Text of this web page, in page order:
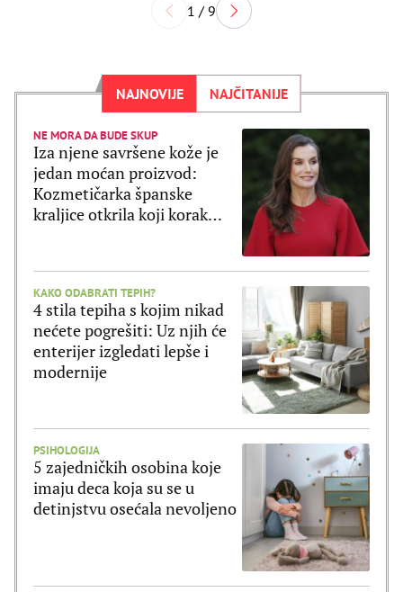
1 / 9
NAJNOVIJE NAJČITANIJE
NE MORA DA BUDE SKUP
Iza njene savršene kože je
jedan moćan proizvod:
Kozmetičarka španske
kraljice otkrila koji korak
KAKO ODABRATI TEPIH?
4 stila tepiha s kojim nikad
nećete pogrešiti: Uz njih će
enterijer izgledati lepše i
modernije
PSIHOLOGIJA
5 zajedničkih osobina koje
imaju deca koja su se u
detinjstvu osećala nevoljeno